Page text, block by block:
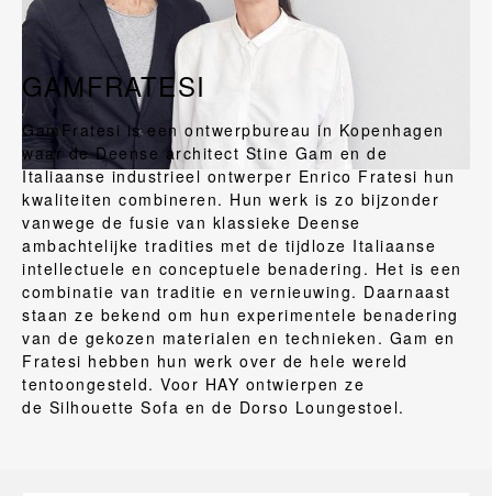
GAMFRATESI
GamFratesi is een ontwerpbureau in Kopenhagen
waar de Deense architect Stine Gam en de
Italiaanse industrieel ontwerper Enrico Fratesi hun
kwaliteiten combineren. Hun werk is zo bijzonder
vanwege de fusie van klassieke Deense
ambachtelijke tradities met de tijdloze Italiaanse
intellectuele en conceptuele benadering. Het is een
combinatie van traditie en vernieuwing. Daarnaast
staan ze bekend om hun experimentele benadering
van de gekozen materialen en technieken. Gam en
Fratesi hebben hun werk over de hele wereld
tentoongesteld. Voor HAY ontwierpen ze
de Silhouette Sofa en de Dorso Loungestoel.